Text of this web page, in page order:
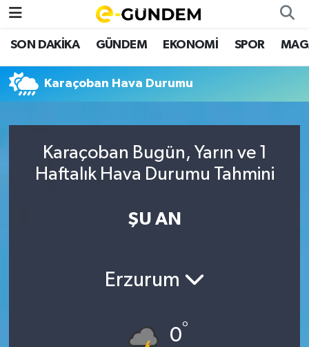
SON DAKİKA GÜNDEM EKONOMİ SPOR
Karaçoban Hava Durumu
Karaçoban Bugün, Yarın ve 1
Haftalık Hava Durumu Tahmini
ŞU AN
Erzurum
0°
SON DAKİKA
GÜNDEM
EKONOMİ
SPOR
Nöbetçi Eczaneler
Hava Durumu
Namaz Vakitleri
Trafik Durumu